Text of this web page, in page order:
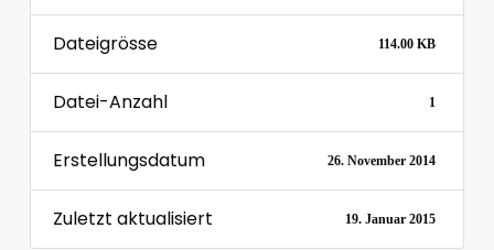
Dateigrösse 114.00 KB
Datei-Anzahl 1
Erstellungsdatum 26. November 2014
Zuletzt aktualisiert 19. Januar 2015